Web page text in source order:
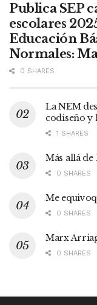
Publica SEP
escolares
Educación
Normales:
0 SHARES
La NEM
codiseño
1 SHARES
Más allá de
0 SHARES
Me
0 SHARES
Marx
0 SHARES